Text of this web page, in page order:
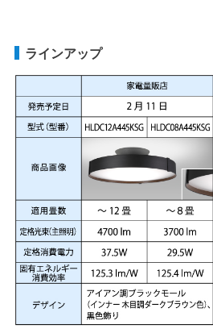
ラインアップ